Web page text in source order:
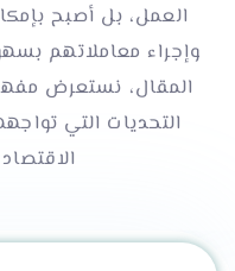
العمل، بل أصبح
وإجراء معاملاتهم
المقال، نستعرض
التحديات التي